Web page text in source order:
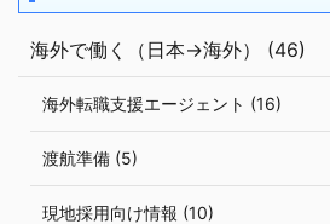
海外で働く（日本→海外） (46)
海外転職支援エージェント (16)
渡航準備 (5)
現地採用向け情報 (10)